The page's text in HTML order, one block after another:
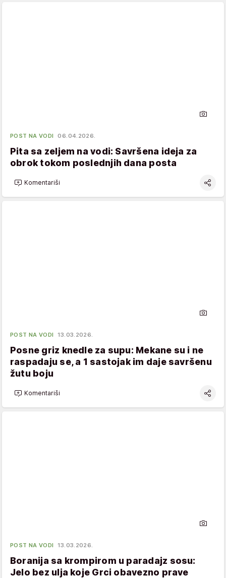
POST NA VODI 06.04.2026.
Pita sa zeljem na vodi: Savršena ideja za
obrok tokom poslednjih dana posta
Komentariši
POST NA VODI 13.03.2026.
Posne griz knedle za supu: Mekane su i ne
raspadaju se, a 1 sastojak im daje savršenu
žutu boju
Komentariši
POST NA VODI 13.03.2026.
Boranija sa krompirom u paradajz sosu:
Jelo bez ulja koje Grci obavezno prave